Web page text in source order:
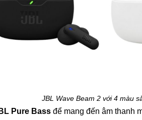
JBL Wave Beam 2 với 4 màu
Pure Bass để mang đến âm thanh